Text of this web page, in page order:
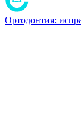
Ортодонтия: